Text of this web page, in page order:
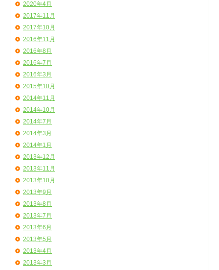
2020年4月
2017年11月
2017年10月
2016年11月
2016年8月
2016年7月
2016年3月
2015年10月
2014年11月
2014年10月
2014年7月
2014年3月
2014年1月
2013年12月
2013年11月
2013年10月
2013年9月
2013年8月
2013年7月
2013年6月
2013年5月
2013年4月
2013年3月